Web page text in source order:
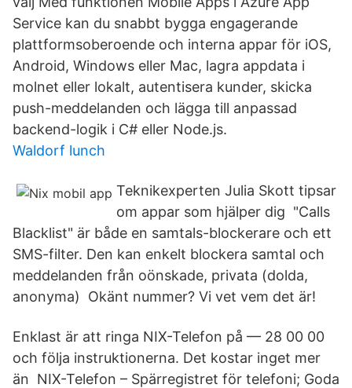
Service kan du snabbt bygga engagerande
plattformsoberoende och interna appar för iOS,
Android, Windows eller Mac, lagra appdata i
molnet eller lokalt, autentisera kunder, skicka
push-meddelanden och lägga till anpassad
backend-logik i C# eller Node.js.
Waldorf lunch
Teknikexperten Julia Skott tipsar
om appar som hjälper dig "Calls
Blacklist" är både en samtals-blockerare och ett
SMS-filter. Den kan enkelt blockera samtal och
meddelanden från oönskade, privata (dolda,
anonyma) Okänt nummer? Vi vet vem det är!
Enklast är att ringa NIX-Telefon på — 28 00 00
och följa instruktionerna. Det kostar inget mer
än NIX-Telefon – Spärregistret för telefoni; Goda